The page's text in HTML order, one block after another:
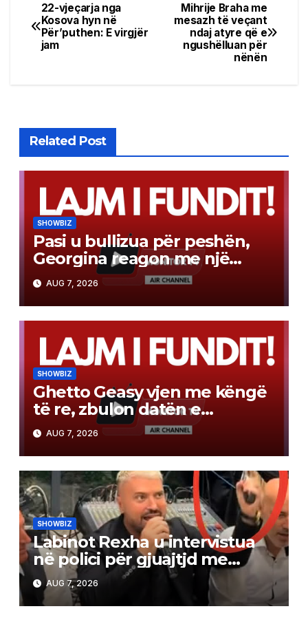
Post
navigation
Mihrije Braha me
mesazh të veçant
ndaj atyre që e
ngushëlluan për
nënën
22-vjeçarja nga
Kosova hyn në
Për’puthen: E virgjër
jam
Related Post
SHOWBIZ
Pasi u bullizua për peshën,
Georgina reagon me një
mesazh të fuqishëm
AUG 7, 2026
SHOWBIZ
Ghetto Geasy vjen me këngë
të re, zbulon datën e
publikimit (Video)
AUG 7, 2026
SHOWBIZ
Labinot Rexha u intervistua
në polici për gjuajtjd me
revole, ja versioni i tij
AUG 7, 2026